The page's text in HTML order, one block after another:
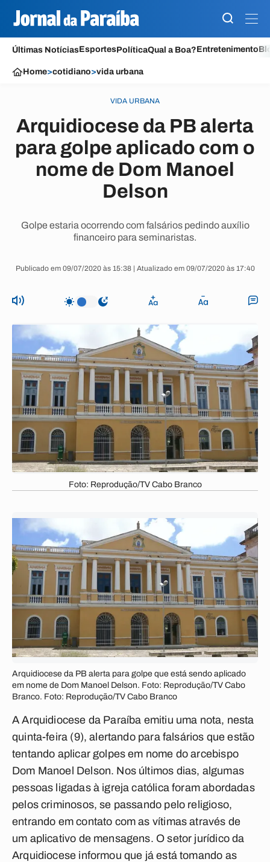
Últimas NotíciasEsportesPolíticaQual a Boa?Entretenimento
Home>cotidiano>vida urbana
VIDA URBANA
Arquidiocese da PB alerta
para golpe aplicado com o
nome de Dom Manoel
Delson
Golpe estaria ocorrendo com falsários pedindo auxílio
financeiro para seminaristas.
Publicado em 09/07/2020 às 15:38 | Atualizado em 09/07/2020 às 17:40
Foto: Reprodução/TV Cabo Branco
Arquidiocese da PB alerta para golpe que está sendo aplicado
em nome de Dom Manoel Delson. Foto: Reprodução/TV Cabo
Branco. Foto: Reprodução/TV Cabo Branco
A Arquidiocese da Paraíba emitiu uma nota, nesta
quinta-feira (9), alertando para falsários que estão
tentando aplicar golpes em nome do arcebispo
Dom Manoel Delson. Nos últimos dias, algumas
pessoas ligadas à igreja católica foram abordadas
pelos criminosos, se passando pelo religioso,
entrando em contato com as vítimas através de
um aplicativo de mensagens. O setor jurídico da
Arquidiocese informou que já está tomando as